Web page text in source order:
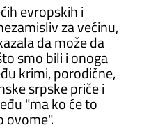
evropskih i
za većinu,
da može da
smo bili i onoga
krimi, porodične,
srpske priče i
"ma ko će to
ovome".